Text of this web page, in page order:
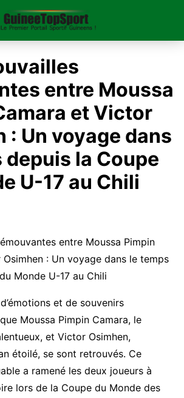
entre Moussa
et Victor
: Un voyage dans
depuis la Coupe
U-17 au Chili
entre Moussa Pimpin
: Un voyage dans le temps
Monde U-17 au Chili
et de souvenirs
Moussa Pimpin Camara, le
et Victor Osimhen,
étoilé, se sont retrouvés. Ce
a ramené les deux joueurs à
lors de la Coupe du Monde des